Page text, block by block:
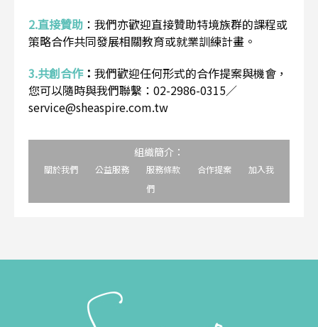
2.直接贊助 ： 我們亦歡迎直接贊助特境族群的課程或
策略合作共同發展相關教育或就業訓練計畫。
3.共創合作： 我們歡迎任何形式的合作提案與機會，
您可以隨時與我們聯繫：02-2986-0315／
service@sheaspire.com.tw
組織簡介：
關於我們 公益服務 服務條款 合作提案
加入我
們